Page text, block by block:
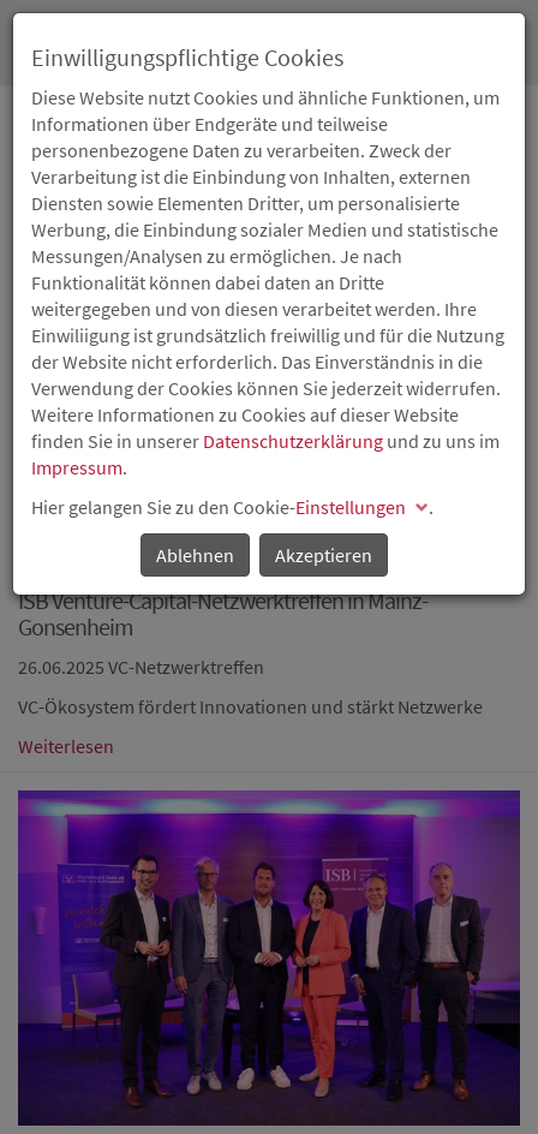
NEWS
ISB Venture-Capital-Netzwerktreffen in Mainz-
Gonsenheim
26.06.2025 VC-Netzwerktreffen
VC-Ökosystem fördert Innovationen und stärkt Netzwerke
Weiterlesen
Einwilligungspflichtige Cookies
Diese Website nutzt Cookies und ähnliche Funktionen, um
Informationen über Endgeräte und teilweise
personenbezogene Daten zu verarbeiten. Zweck der
Verarbeitung ist die Einbindung von Inhalten, externen
Diensten sowie Elementen Dritter, um personalisierte
Werbung, die Einbindung sozialer Medien und statistische
Messungen/Analysen zu ermöglichen. Je nach
Funktionalität können dabei daten an Dritte
weitergegeben und von diesen verarbeitet werden. Ihre
Einwiliigung ist grundsätzlich freiwillig und für die Nutzung
der Website nicht erforderlich. Das Einverständnis in die
Verwendung der Cookies können Sie jederzeit widerrufen.
Weitere Informationen zu Cookies auf dieser Website
finden Sie in unserer Datenschutzerklärung und zu uns im
Impressum.
Hier gelangen Sie zu den Cookie-Einstellungen
.
Ablehnen
Akzeptieren